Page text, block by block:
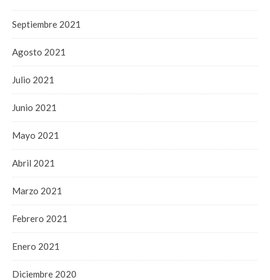
Septiembre 2021
Agosto 2021
Julio 2021
Junio 2021
Mayo 2021
Abril 2021
Marzo 2021
Febrero 2021
Enero 2021
Diciembre 2020